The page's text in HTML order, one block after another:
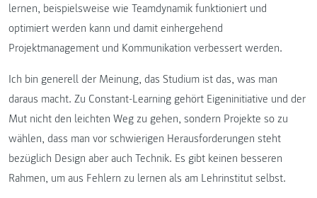
lernen, beispielsweise wie Teamdynamik funktioniert und
optimiert werden kann und damit einhergehend
Projektmanagement und Kommunikation verbessert werden.
Ich bin generell der Meinung, das Studium ist das, was man
daraus macht. Zu Constant-Learning gehört Eigeninitiative und der
Mut nicht den leichten Weg zu gehen, sondern Projekte so zu
wählen, dass man vor schwierigen Herausforderungen steht
bezüglich Design aber auch Technik. Es gibt keinen besseren
Rahmen, um aus Fehlern zu lernen als am Lehrinstitut selbst.